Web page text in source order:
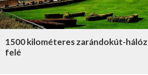
1500 kilométeres zarándokút-
felé